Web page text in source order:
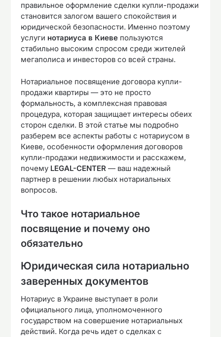
правильное оформление сделки купли-продажи
становится залогом вашего спокойствия и
юридической безопасности. Именно поэтому
услуги нотариуса в Киеве пользуются
стабильно высоким спросом среди жителей
мегаполиса и инвесторов со всей страны.
Нотариальное посвящение договора купли-
продажи квартиры — это не просто
формальность, а комплексная правовая
процедура, которая защищает интересы обеих
сторон сделки. В этой статье мы подробно
разберем все аспекты работы с нотариусом в
Киеве, особенности оформления договоров
купли-продажи недвижимости и расскажем,
почему LEGAL-CENTER — ваш надежный
партнер в решении любых нотариальных
вопросов.
Что такое нотариальное
посвящение и почему оно
обязательно
Юридическая сила нотариально
заверенных документов
Нотариус в Украине выступает в роли
официального лица, уполномоченного
государством на совершение нотариальных
действий. Когда речь идет о сделках с